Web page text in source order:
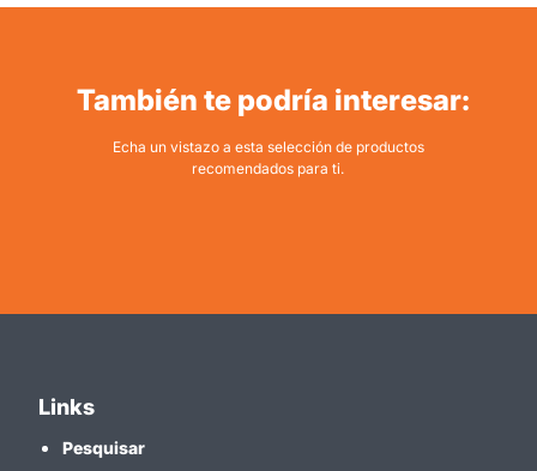
También te podría interesar:
Echa un vistazo a esta selección de productos
recomendados para ti.
Links
Pesquisar